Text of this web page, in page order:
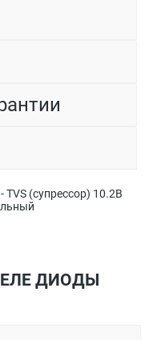
(супрессор) 10.2В
ДИОДЫ